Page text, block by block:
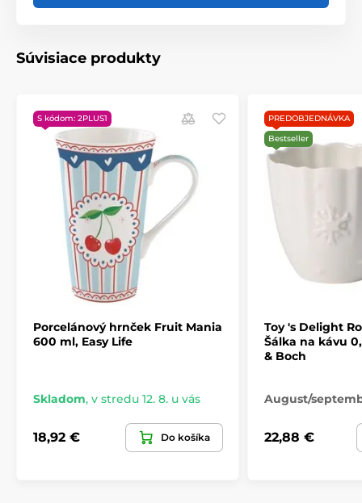
Produkt je zaradený v kategóriách
Šálky a hrnčeky na kávu
Súvisiace produkty
S kódom: 2PLUS1
Porcelánový hrnček Fruit Mania
600 ml, Easy Life
Skladom, v stredu 12. 8. u vás
18,92 € Do košíka
PREDOBJEDNÁVKA
Bestseller
Toy 's Delight
Šálka ​​na kávu
& Boch
August/
22,88 €